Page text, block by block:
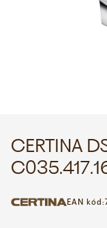
CERTINA
EAN kód: